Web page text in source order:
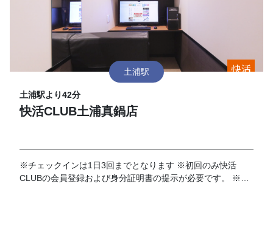
土浦駅
土浦駅より42分
快活CLUB土浦真鍋店
※チェックインは1日3回までとなります ※初回のみ快活
CLUBの会員登録および身分証明書の提示が必要です。 ※店